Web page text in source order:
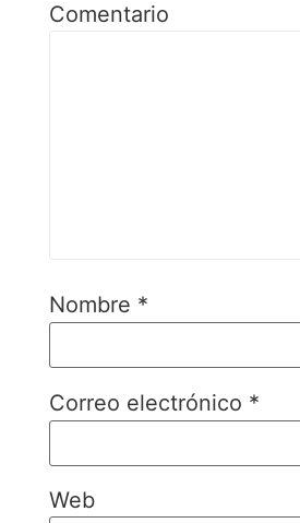
Comentario
Nombre *
Correo electrónico *
Web